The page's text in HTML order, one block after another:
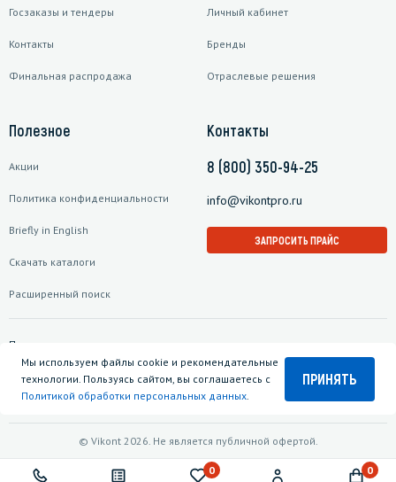
0 0
Госзаказы и тендеры
Контакты
Финальная распродажа
Личный кабинет
Бренды
Отраслевые решения
Полезное
Акции
Политика конфиденциальности
Briefly in English
Скачать каталоги
Расширенный поиск
Контакты
8 (800) 350-94-25
info@vikontpro.ru
ЗАПРОСИТЬ ПРАЙС
© Vikont 2026. Не является публичной офертой.
Подписаться на рассылку
Мы используем файлы cookie и рекомендательные
технологии. Пользуясь сайтом, вы соглашаетесь с
Политикой обработки персональных данных.
ПРИНЯТЬ